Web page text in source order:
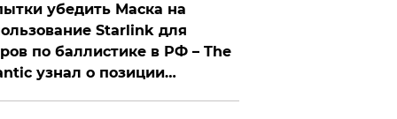
убедить Маска на
Starlink для
по баллистике в РФ – The
узнал о позиции